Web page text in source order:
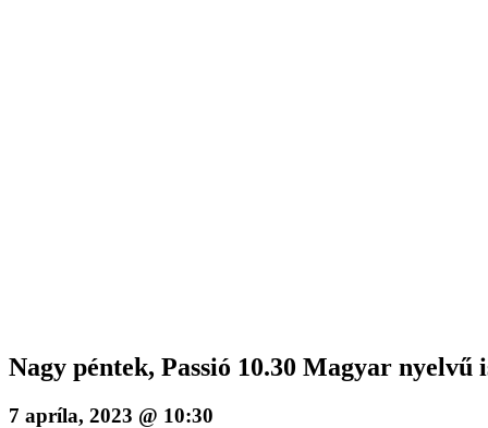
Nagy péntek, Passió 10.30 Magyar nyelvű
7 apríla, 2023 @ 10:30